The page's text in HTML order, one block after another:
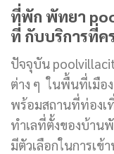
ที่พัก พัทยา
ที่ กับบริการที่ค
ปัจจุบัน
ต่าง ๆ ในพื้นที่เมือ
พร้อมสถานที่ท่องเ
ทำเลที่ตั้งของบ้าน
มีตัวเลือกในการเ